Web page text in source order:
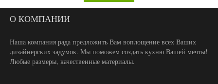
О КОМПАНИИ
Наша компания рада предложить Вам воплощение всех Ваших
дизайнерских задумок. Мы поможем создать кухню Вашей мечты!
Любые размеры, качественные материалы.